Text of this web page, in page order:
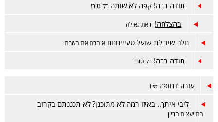
תודה רבה! קפה לא שותה רק טוב!
בהצלחה! יראת גאולה
חלב שיבולת שועל טעיייםםם אוהבת את השבת
תודה רבה! רק טוב!
עזרה דחופה Tst
ליבי איתך.. באיזו רמה לא מתוכנן? לא תכננתם בקרוב
התייעצות הריון